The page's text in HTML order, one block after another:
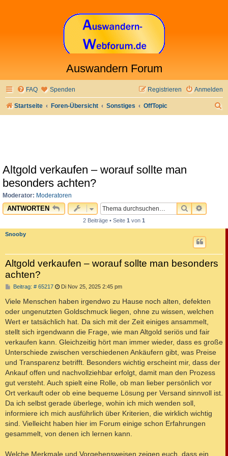
Auswandern Forum
FAQ Spenden Anmelden
Registrieren
Startseite Foren-Übersicht Sonstiges OffTopic
Altgold verkaufen – worauf sollte man
besonders achten?
Moderator: Moderatoren
ANTWORTEN SUCHE
2 Beiträge • Seite 1 von 1
Snooby
Altgold verkaufen – worauf sollte man besonders
achten?
Beitrag: # 65217B
i
t
r
a
g
Di Nov 25, 2025 2:45 pm
Viele Menschen haben irgendwo zu Hause noch alten, defekten
oder ungenutzten Goldschmuck liegen, ohne zu wissen, welchen
Wert er tatsächlich hat. Da sich mit der Zeit einiges ansammelt,
stellt sich irgendwann die Frage, wie man Altgold seriös und fair
verkaufen kann. Gleichzeitig hört man immer wieder, dass es große
Unterschiede zwischen verschiedenen Ankäufern gibt, was Preise
und Transparenz betrifft. Besonders wichtig erscheint mir, dass der
Ankauf offen und nachvollziehbar erfolgt, damit man den Prozess
gut versteht. Auch spielt eine Rolle, ob man lieber persönlich vor
Ort verkauft oder ob eine bequeme Lösung per Versand sinnvoll ist.
Da ich selbst gerade überlege, wohin ich mich wenden soll,
informiere ich mich ausführlich über Kriterien, die wirklich wichtig
sind. Vielleicht haben hier im Forum einige schon Erfahrungen
gesammelt, von denen ich lernen kann.
Welche Merkmale und Vorgehensweisen zeigen euch, dass ein